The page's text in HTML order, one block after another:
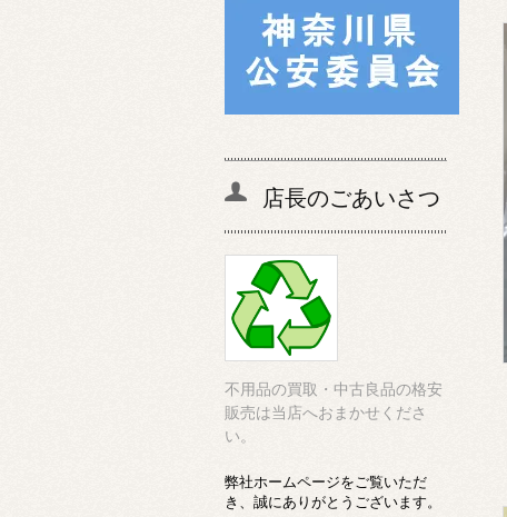
店長のごあいさつ
不用品の買取・中古良品の格安
販売は当店へおまかせくださ
い。
弊社ホームページをご覧いただ
き、誠にありがとうございます。